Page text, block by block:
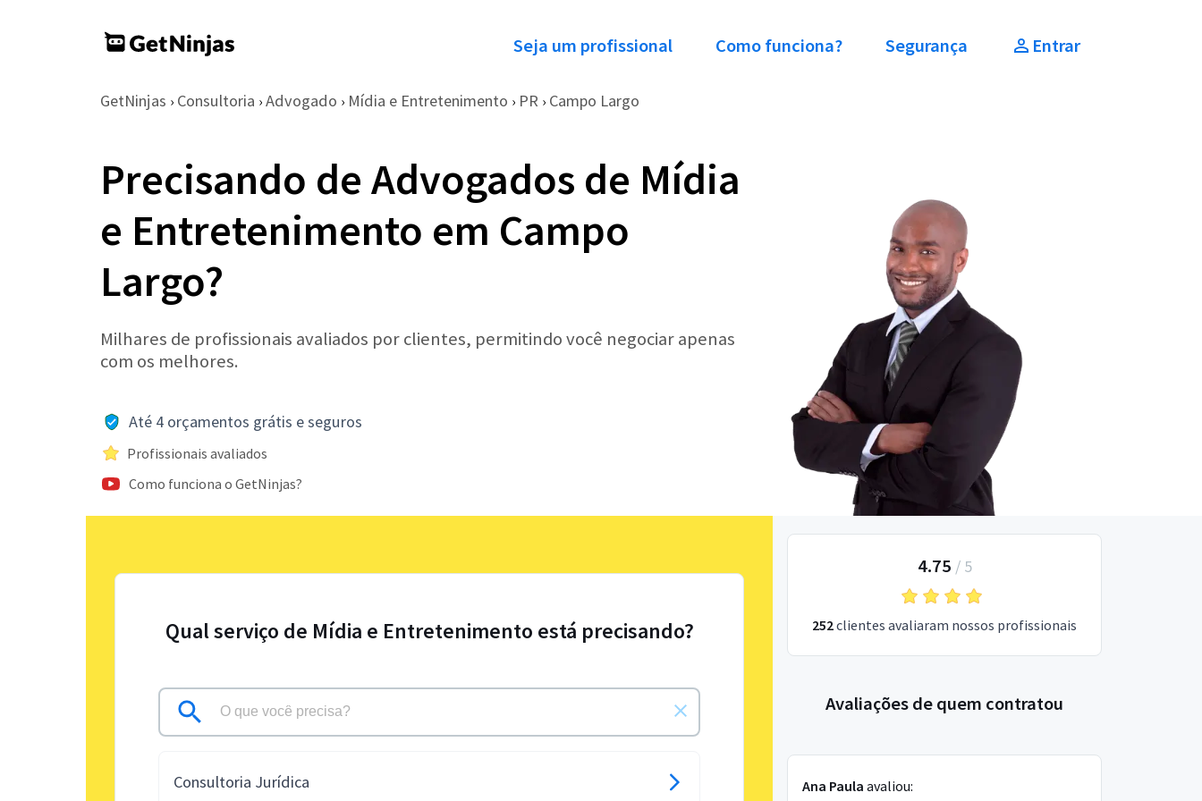
Seja um profissional Como funciona? Segurança Entrar
GetNinjas › Consultoria › Advogado › Mídia e Entretenimento › PR › Campo Largo
Precisando de Advogados de Mídia
e Entretenimento em Campo
Largo?
Milhares de profissionais avaliados por clientes, permitindo você negociar apenas
com os melhores.
Até 4 orçamentos grátis e seguros
Profissionais avaliados
Como funciona o GetNinjas?
Qual serviço de Mídia e Entretenimento está precisando?
Consultoria Jurídica
4.75 / 5
252clientes avaliaram nossos profissionais
Avaliações de quem contratou
Ana Paula avaliou: